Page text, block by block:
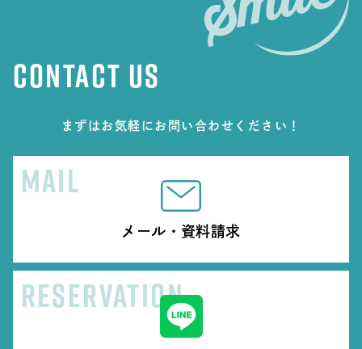
CONTACT US
まずはお気軽にお問い合わせください！
MAIL
メール・資料請求
RESERVATION